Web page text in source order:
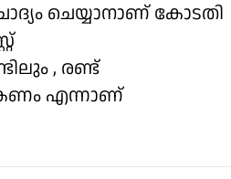
ചെയ്യാനാണ് കോടതി
, രണ്ട്
എന്നാണ്